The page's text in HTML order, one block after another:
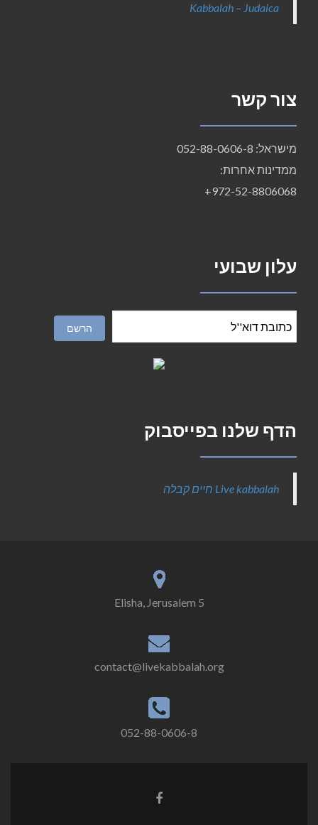
Kabbalah – Judaica
צור קשר
מישראל: 052-88-0606-8
ממדינות אחרות:
972-52-8806068+
עלון שבועי
הדף שלנו בפייסבוק
‎Live kabbalah חיים קבלה‎
5 Elisha, Jerusalem
contact@livekabbalah.org
052-88-0606-8
Facebook